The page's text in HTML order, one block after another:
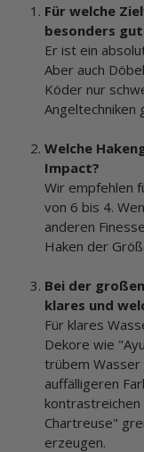
Für welche
besonders
Er ist ein
Aber auch
Köder nur
Angeltechniken
Welche
Impact?
Wir empfehlen
von 6 bis 4.
anderen
Haken der
Bei der
klares und
Für klares
Dekore wie
trübem
auffälligeren
kontrastreichen
Chartreuse"
erzeugen.